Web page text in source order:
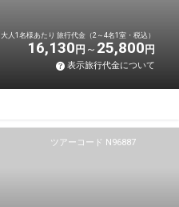
大人1名様あたり 旅行代金（2～4名1室・税込）
16,130 円 25,800 円
表示旅行代金について
ツアーコード N96887